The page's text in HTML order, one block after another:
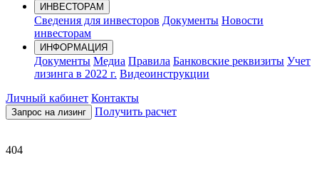
ИНВЕСТОРАМ
Сведения для инвесторов Документы Новости
инвесторам
ИНФОРМАЦИЯ
Документы Медиа Правила Банковские реквизиты Учет
лизинга в 2022 г. Видеоинструкции
Личный кабинет Контакты
Запрос на лизинг Получить расчет
404